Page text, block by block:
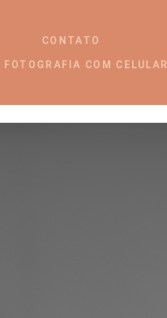
CONTATO
FOTOGRAFIA COM CELULAR